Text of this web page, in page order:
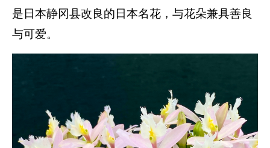
是日本静冈县改良的日本名花，与花朵兼具善良
与可爱。